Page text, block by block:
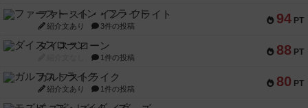
94 PT
ファースト・イン・フライト
紹介文あり 3件の投稿
88 PT
ダイススローン
1件の投稿
80 PT
ガルフストライク
紹介文あり 1件の投稿